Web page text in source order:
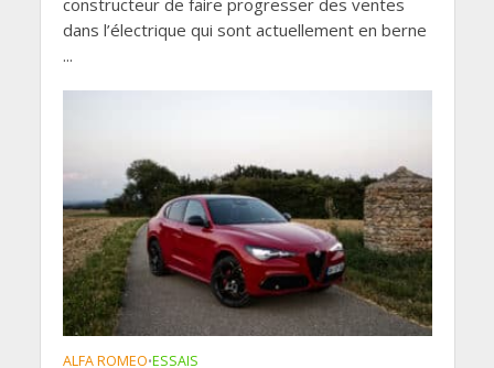
dans l’électrique qui sont actuellement en berne
...
ALFA ROMEO•ESSAIS